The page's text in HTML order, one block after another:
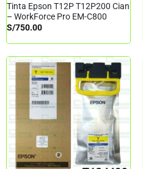
Tinta Epson T12P T12P200 Cian
– WorkForce Pro EM-C800
S/750.00